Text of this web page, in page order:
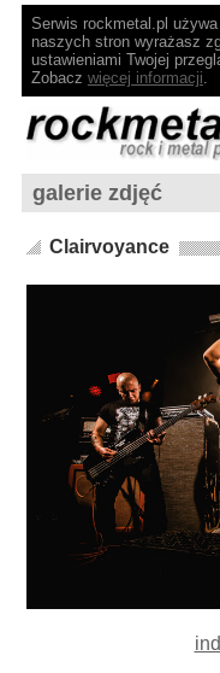
Serwis rockmetal.pl
naszych stron wyrażasz
ustawieniami Twojej
Zobacz więcej informacji.
galerie zdjęć
Clairvoyance